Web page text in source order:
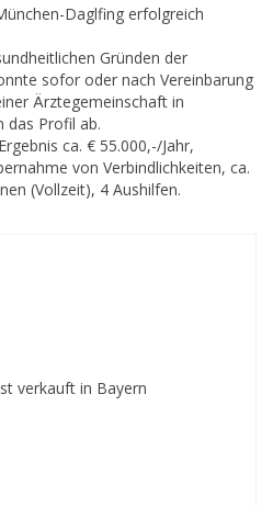
Daglfing erfolgreich
Gründen der
sofor oder nach Vereinbarung
Ärztegemeinschaft in
das Profil ab.
ca. € 55.000,-/Jahr,
von Verbindlichkeiten, ca.
(Vollzeit), 4 Aushilfen.